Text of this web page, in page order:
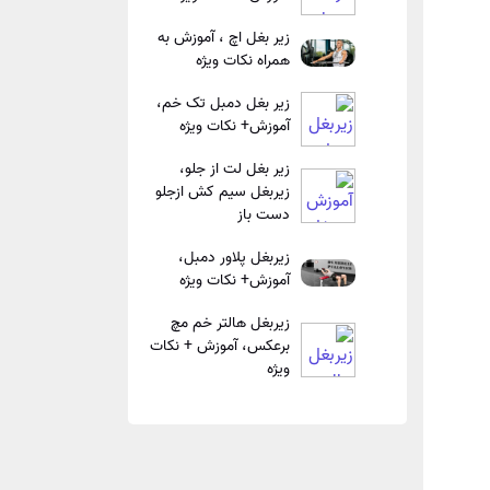
زیر بغل اچ ، آموزش به
همراه نکات ویژه
زیر بغل دمبل تک خم،
آموزش+ نکات ویژه
زیر بغل لت از جلو،
زیربغل سیم کش ازجلو
دست باز
زیربغل پلاور دمبل،
آموزش+ نکات ویژه
زیربغل هالتر خم مچ
برعکس، آموزش + نکات
ویژه